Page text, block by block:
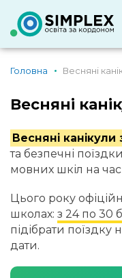
Головна Весняні
Весняні
Весняні
та безпечні
мовних шкіл на
Цього року
школах: з 24 по 30
підібрати поїздку
дати.